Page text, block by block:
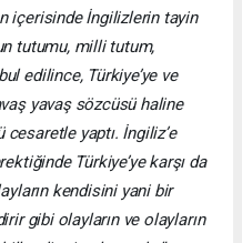
içerisinde İngilizlerin tayin
tutumu, milli tutum,
edilince, Türkiye’ye ve
yavaş sözcüsü haline
yaptı. İngiliz’e
Türkiye’ye karşı da
kendisini yani bir
gibi olayların ve olayların